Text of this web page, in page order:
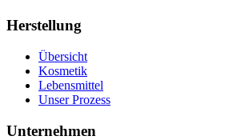
Herstellung
Übersicht
Kosmetik
Lebensmittel
Unser Prozess
Unternehmen